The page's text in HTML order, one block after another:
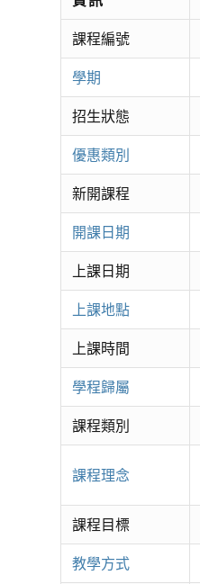
課程編號
學期
招生狀態
優惠類別
新開課程
開課日期
上課日期
上課地點
上課時間
學程歸屬
課程類別
課程理念
課程目標
教學方式